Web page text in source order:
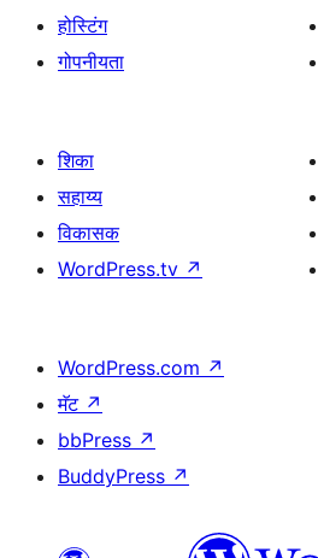
होस्टिंग
गोपनीयता
शिका
सहाय्य
विकासक
WordPress.tv ↗
WordPress.com ↗
मॅट ↗
bbPress ↗
BuddyPress ↗